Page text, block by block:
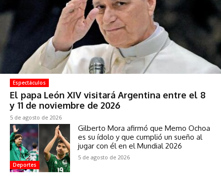
Espectáculos
El papa León XIV visitará Argentina entre el 8
y 11 de noviembre de 2026
5 de agosto de 2026
Deportes
Gilberto Mora afirmó que Memo Ochoa
es su ídolo y que cumplió un sueño al
jugar con él en el Mundial 2026
5 de agosto de 2026